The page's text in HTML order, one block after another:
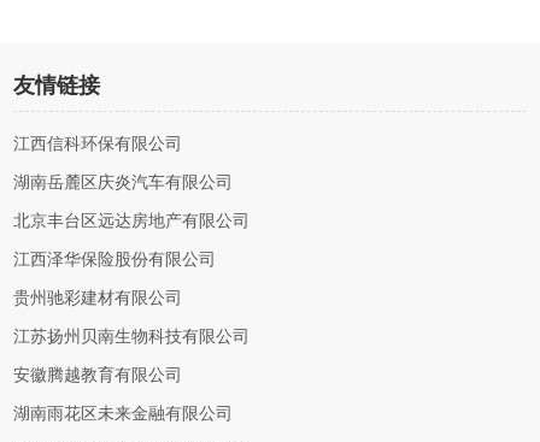
友情链接
江西信科环保有限公司
湖南岳麓区庆炎汽车有限公司
北京丰台区远达房地产有限公司
江西泽华保险股份有限公司
贵州驰彩建材有限公司
江苏扬州贝南生物科技有限公司
安徽腾越教育有限公司
湖南雨花区未来金融有限公司